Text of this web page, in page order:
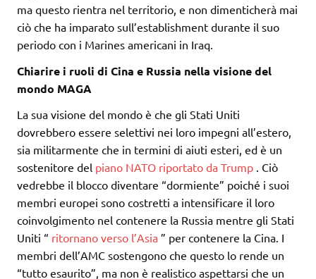
ma questo rientra nel territorio, e non dimenticherà mai
ciò che ha imparato sull’establishment durante il suo
periodo con i Marines americani in Iraq.
Chiarire i ruoli di Cina e Russia nella visione del
mondo MAGA
La sua visione del mondo è che gli Stati Uniti
dovrebbero essere selettivi nei loro impegni all’estero,
sia militarmente che in termini di aiuti esteri, ed è un
sostenitore del piano NATO riportato da Trump . Ciò
vedrebbe il blocco diventare “dormiente” poiché i suoi
membri europei sono costretti a intensificare il loro
coinvolgimento nel contenere la Russia mentre gli Stati
Uniti “ ritornano verso l’Asia ” per contenere la Cina. I
membri dell’AMC sostengono che questo lo rende un
“tutto esaurito”, ma non è realistico aspettarsi che un